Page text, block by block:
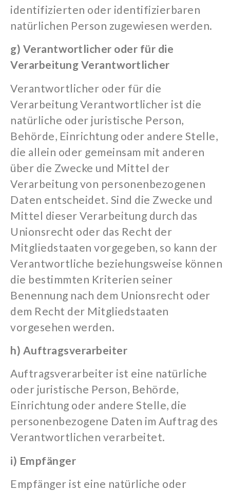
identifizierten oder identifizierbaren
natürlichen Person zugewiesen werden.
g) Verantwortlicher oder für die
Verarbeitung Verantwortlicher
Verantwortlicher oder für die
Verarbeitung Verantwortlicher ist die
natürliche oder juristische Person,
Behörde, Einrichtung oder andere Stelle,
die allein oder gemeinsam mit anderen
über die Zwecke und Mittel der
Verarbeitung von personenbezogenen
Daten entscheidet. Sind die Zwecke und
Mittel dieser Verarbeitung durch das
Unionsrecht oder das Recht der
Mitgliedstaaten vorgegeben, so kann der
Verantwortliche beziehungsweise können
die bestimmten Kriterien seiner
Benennung nach dem Unionsrecht oder
dem Recht der Mitgliedstaaten
vorgesehen werden.
h) Auftragsverarbeiter
Auftragsverarbeiter ist eine natürliche
oder juristische Person, Behörde,
Einrichtung oder andere Stelle, die
personenbezogene Daten im Auftrag des
Verantwortlichen verarbeitet.
i) Empfänger
Empfänger ist eine natürliche oder